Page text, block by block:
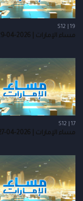
S12 | 19
مساء الإمارات | 2026-04-29
S12 | 17
مساء الإمارات | 2026-04-27